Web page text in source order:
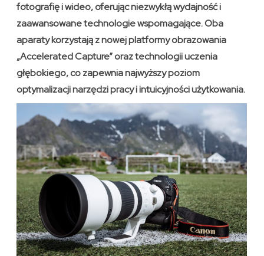
fotografię i wideo, oferując niezwykłą wydajność i
zaawansowane technologie wspomagające. Oba
aparaty korzystają z nowej platformy obrazowania
„Accelerated Capture” oraz technologii uczenia
głębokiego, co zapewnia najwyższy poziom
optymalizacji narzędzi pracy i intuicyjności użytkowania.